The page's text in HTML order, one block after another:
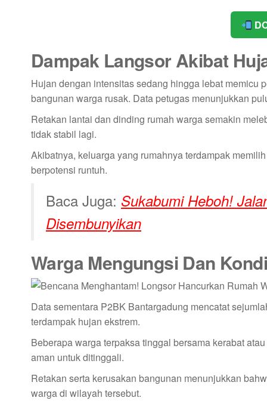
Dampak Langsor Akibat
Hujan dengan intensitas sedang hingga lebat memicu
bangunan warga rusak. Data petugas menunjukkan
Retakan lantai dan dinding rumah warga semakin
tidak stabil lagi.
Akibatnya, keluarga yang rumahnya terdampak
berpotensi runtuh.
Baca Juga: Sukabumi Heboh!
Disembunyikan
Warga Mengungsi Dan
Data sementara P2BK Bantargadung mencatat
terdampak hujan ekstrem.
Beberapa warga terpaksa tinggal bersama kerabat
aman untuk ditinggali.
Retakan serta kerusakan bangunan menunjukkan
warga di wilayah tersebut.